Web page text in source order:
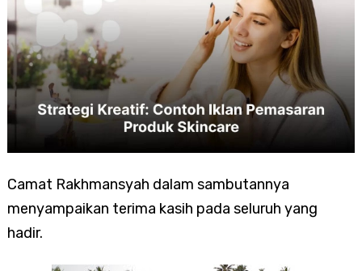
Camat Rakhmansyah dalam sambutannya
menyampaikan terima kasih pada seluruh yang
hadir.